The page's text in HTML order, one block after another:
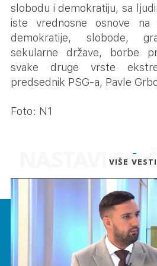
slobodu i demokratiju, sa
iste vrednosne osnove na
demokratije, slobode,
sekularne države, borbe
svake druge vrste
predsednik PSG-a, Pavle
Foto: N1
VIŠE VESTI